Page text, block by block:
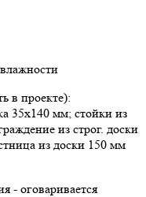
в проекте):
35х140 мм; стойки из
из строг. доски
из доски 150 мм
- оговаривается